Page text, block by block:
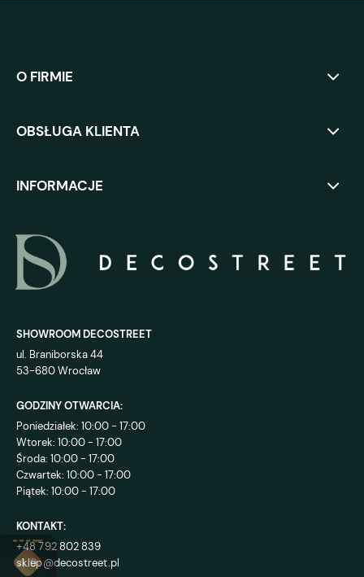
O FIRMIE
OBSŁUGA KLIENTA
INFORMACJE
SHOWROOM DECOSTREET
ul. Braniborska 44
53-680 Wrocław
GODZINY OTWARCIA:
Poniedziałek: 10:00 - 17:00
Wtorek: 10:00 - 17:00
Środa: 10:00 - 17:00
Czwartek: 10:00 - 17:00
Piątek: 10:00 - 17:00
KONTAKT:
+48 792 802 839
sklep@decostreet.pl
4.9